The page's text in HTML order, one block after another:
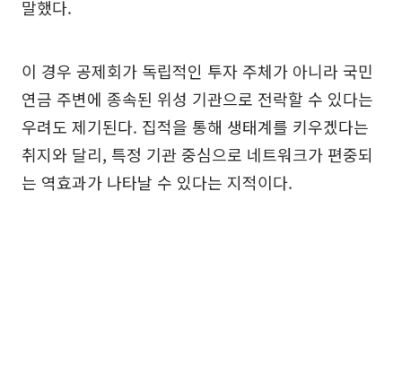
말했다.
이 경우 공제회가 독립적인 투자 주체가 아니라 국민
연금 주변에 종속된 위성 기관으로 전락할 수 있다는
우려도 제기된다. 집적을 통해 생태계를 키우겠다는
취지와 달리, 특정 기관 중심으로 네트워크가 편중되
는 역효과가 나타날 수 있다는 지적이다.